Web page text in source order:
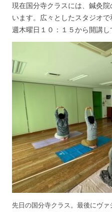
現在国分寺クラスには、鍼灸
います。広々としたスタジオ
週木曜日１０：１５から開講し
先日の国分寺クラス。最後にヴァ